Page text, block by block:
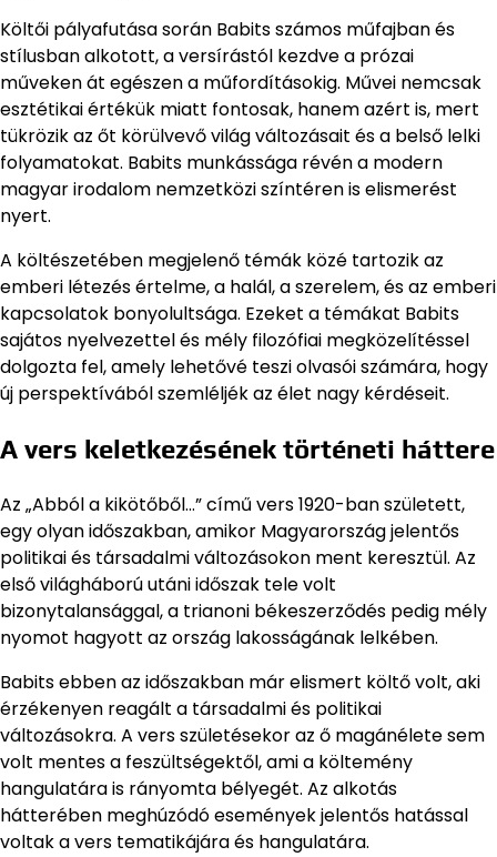
Költői pályafutása során Babits számos műfajban és
stílusban alkotott, a versírástól kezdve a prózai
műveken át egészen a műfordításokig. Művei nemcsak
esztétikai értékük miatt fontosak, hanem azért is, mert
tükrözik az őt körülvevő világ változásait és a belső lelki
folyamatokat. Babits munkássága révén a modern
magyar irodalom nemzetközi színtéren is elismerést
nyert.
A költészetében megjelenő témák közé tartozik az
emberi létezés értelme, a halál, a szerelem, és az emberi
kapcsolatok bonyolultsága. Ezeket a témákat Babits
sajátos nyelvezettel és mély filozófiai megközelítéssel
dolgozta fel, amely lehetővé teszi olvasói számára, hogy
új perspektívából szemléljék az élet nagy kérdéseit.
A vers keletkezésének történeti háttere
Az „Abból a kikötőből…” című vers 1920-ban született,
egy olyan időszakban, amikor Magyarország jelentős
politikai és társadalmi változásokon ment keresztül. Az
első világháború utáni időszak tele volt
bizonytalansággal, a trianoni békeszerződés pedig mély
nyomot hagyott az ország lakosságának lelkében.
Babits ebben az időszakban már elismert költő volt, aki
érzékenyen reagált a társadalmi és politikai
változásokra. A vers születésekor az ő magánélete sem
volt mentes a feszültségektől, ami a költemény
hangulatára is rányomta bélyegét. Az alkotás
hátterében meghúzódó események jelentős hatással
voltak a vers tematikájára és hangulatára.